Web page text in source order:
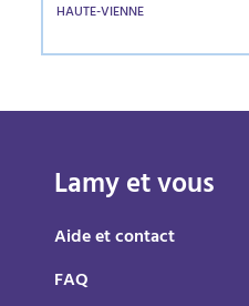
HAUTE-VIENNE
Lamy et vous
Aide et contact
FAQ